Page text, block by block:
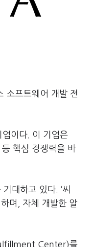
소프트웨어 개발 전
업이다. 이 기업은
핵심 경쟁력을 바
대하고 있다. ‘씨
며, 자체 개발한 알
Center)를